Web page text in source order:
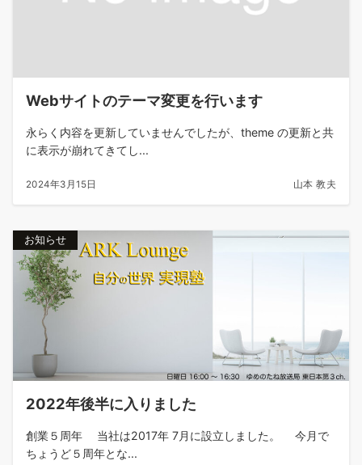
Webサイトのテーマ変更を行います
永らく内容を更新していませんでしたが、theme の更新と共
に表示が崩れてきてし...
2024年3月15日 山本 教夫
お知らせ
2022年後半に入りました
創業５周年 当社は2017年 7月に設立しました。 今月で
ちょうど５周年とな...